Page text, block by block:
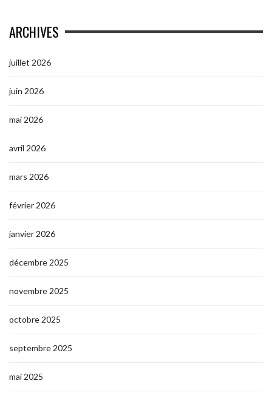
ARCHIVES
juillet 2026
juin 2026
mai 2026
avril 2026
mars 2026
février 2026
janvier 2026
décembre 2025
novembre 2025
octobre 2025
septembre 2025
mai 2025